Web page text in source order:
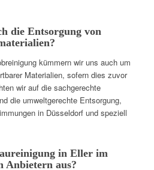
die Entsorgung von
kümmern wir uns auch um
Materialien, sofern dies zuvor
wir auf die sachgerechte
die umweltgerechte Entsorgung,
in Düsseldorf und speziell
in Eller im
Anbietern aus?